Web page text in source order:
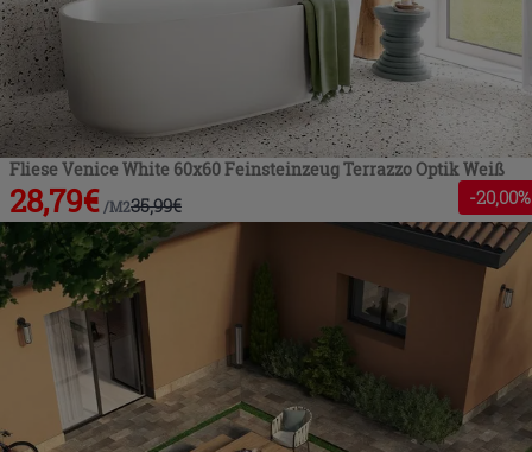
Fliese Venice White 60x60 Feinsteinzeug Terrazzo Optik Weiß
28,79€ /M235,99€ -20,00%